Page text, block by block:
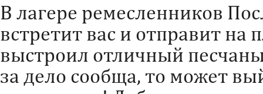
В лагере ремесленников
встретит вас и отправит на
выстроил отличный
за дело сообща, то может